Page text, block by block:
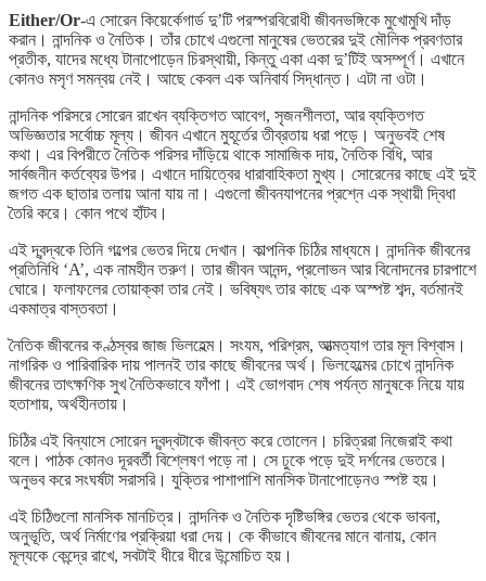
Either/Or-এ সোরেন কিয়ের্কেগার্ড দু’টি পরস্পরবিরোধী জীবনভঙ্গিকে মুখোমুখি দাঁড়
করান। নান্দনিক ও নৈতিক। তাঁর চোখে এগুলো মানুষের ভেতরের দুই মৌলিক প্রবণতার
প্রতীক, যাদের মধ্যে টানাপোড়েন চিরস্থায়ী, কিন্তু একা একা দু’টিই অসম্পূর্ণ। এখানে
কোনও মসৃণ সমন্বয় নেই। আছে কেবল এক অনিবার্য সিদ্ধান্ত। এটা না ওটা।
নান্দনিক পরিসরে সোরেন রাখেন ব্যক্তিগত আবেগ, সৃজনশীলতা, আর ব্যক্তিগত
অভিজ্ঞতার সর্বোচ্চ মূল্য। জীবন এখানে মুহূর্তের তীব্রতায় ধরা পড়ে। অনুভবই শেষ
কথা। এর বিপরীতে নৈতিক পরিসর দাঁড়িয়ে থাকে সামাজিক দায়, নৈতিক বিধি, আর
সার্বজনীন কর্তব্যের উপর। এখানে দায়িত্বের ধারাবাহিকতা মুখ্য। সোরেনের কাছে এই দুই
জগত এক ছাতার তলায় আনা যায় না। এগুলো জীবনযাপনের প্রশ্নে এক স্থায়ী দ্বিধা
তৈরি করে। কোন পথে হাঁটব।
এই দ্বন্দ্বকে তিনি গল্পের ভেতর দিয়ে দেখান। কাল্পনিক চিঠির মাধ্যমে। নান্দনিক জীবনের
প্রতিনিধি ‘A’, এক নামহীন তরুণ। তার জীবন আনন্দ, প্রলোভন আর বিনোদনের চারপাশে
ঘোরে। ফলাফলের তোয়াক্কা তার নেই। ভবিষ্যৎ তার কাছে এক অস্পষ্ট শব্দ, বর্তমানই
একমাত্র বাস্তবতা।
নৈতিক জীবনের কণ্ঠস্বর জাজ ভিলহেল্ম। সংযম, পরিশ্রম, আত্মত্যাগ তার মূল বিশ্বাস।
নাগরিক ও পারিবারিক দায় পালনই তার কাছে জীবনের অর্থ। ভিলহেল্মের চোখে নান্দনিক
জীবনের তাৎক্ষণিক সুখ নৈতিকভাবে ফাঁপা। এই ভোগবাদ শেষ পর্যন্ত মানুষকে নিয়ে যায়
হতাশায়, অর্থহীনতায়।
চিঠির এই বিন্যাসে সোরেন দ্বন্দ্বটাকে জীবন্ত করে তোলেন। চরিত্ররা নিজেরাই কথা
বলে। পাঠক কোনও দূরবর্তী বিশ্লেষণ পড়ে না। সে ঢুকে পড়ে দুই দর্শনের ভেতরে।
অনুভব করে সংঘর্ষটা সরাসরি। যুক্তির পাশাপাশি মানসিক টানাপোড়েনও স্পষ্ট হয়।
এই চিঠিগুলো মানসিক মানচিত্র। নান্দনিক ও নৈতিক দৃষ্টিভঙ্গির ভেতর থেকে ভাবনা,
অনুভূতি, অর্থ নির্মাণের প্রক্রিয়া ধরা দেয়। কে কীভাবে জীবনের মানে বানায়, কোন
মূল্যকে কেন্দ্রে রাখে, সবটাই ধীরে ধীরে উন্মোচিত হয়।